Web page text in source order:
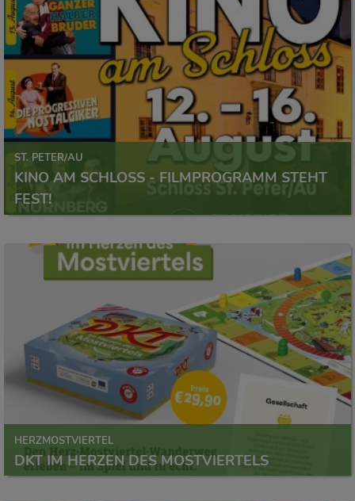
ST. PETER/AU
KINO AM SCHLOSS - FILMPROGRAMM STEHT
FEST!
HERZMOSTVIERTEL
DKT IM HERZEN DES MOSTVIERTELS